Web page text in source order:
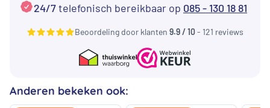
24/7telefonisch bereikbaar op 085 - 130 18 81
Beoordeling door klanten 9.9 / 10- 121 reviews
Anderen bekeken ook: